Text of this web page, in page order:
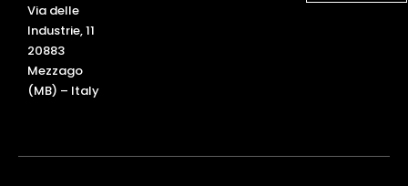
Via delle
Industrie, 11
20883
Mezzago
(MB) – Italy